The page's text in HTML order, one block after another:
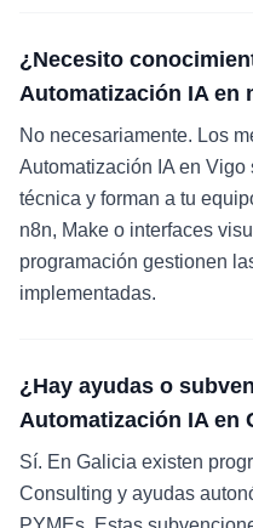
¿Necesito
Automatización IA en
No necesariamente. Los
Automatización IA en
técnica y forman a tu
n8n, Make o interfaces
programación gestionen
implementadas.
¿Hay ayudas o
Automatización IA en
Sí. En Galicia existen
Consulting y ayudas